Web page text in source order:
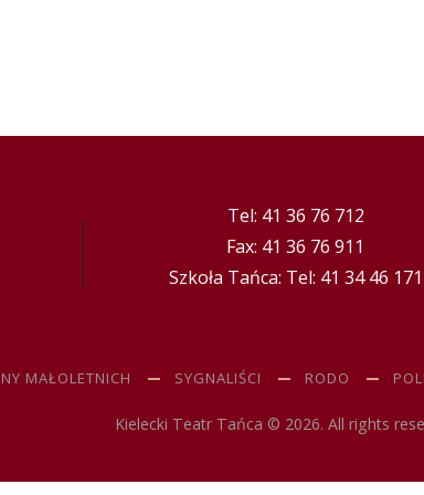
Tel: 41 36 76 712
Fax: 41 36 76 911
Szkoła Tańca: Tel: 41 34 46 171
MAŁOLETNICH SYGNALIŚCI RODO
Kielecki Teatr Tańca © 2026. All rights